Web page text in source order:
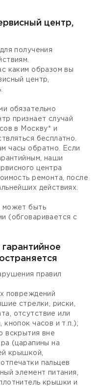
центр,
получения
каким образом вы
центр,
обязательно
признает случай
в Москву* и
бесплатно.
часы обратно. Если
наши
центра
ремонта, после
действиях.
может быть
(обговаривается с
правил
повреждений
стрелки, риски,
отсутствие или
кнопок часов и т.п.);
вскрытия вне
(царапины на
крышкой,
пальцев
элемент питания,
крышки и